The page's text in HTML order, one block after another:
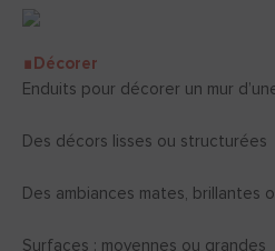
∎Décorer
Enduits pour décorer un mur
Des décors lisses ou structurées
Des ambiances mates, brillantes
Surfaces : moyennes ou grandes